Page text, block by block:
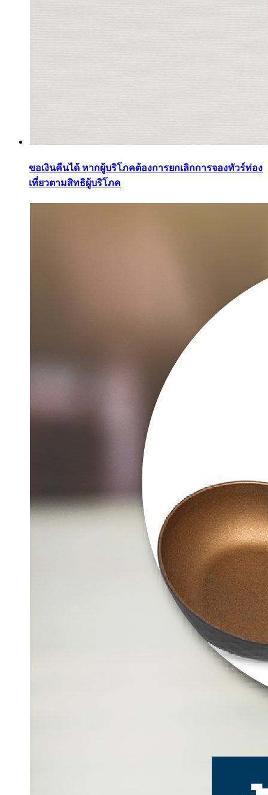
ขอเงินคืนได้ หากผู้บริโภคต้องการยกเลิกการจองทัวร์ท่อง
เที่ยวตามสิทธิผู้บริโภค